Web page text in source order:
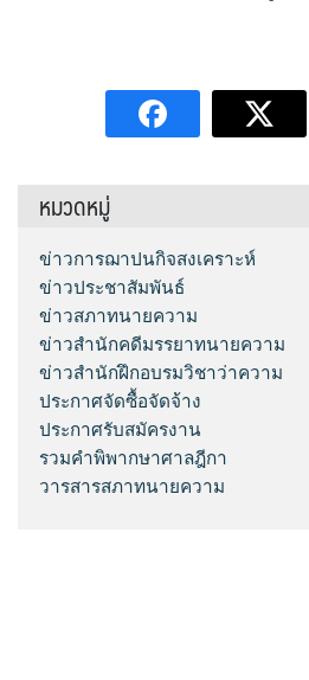
หมวดหมู่
ข่าวการฌาปนกิจสงเคราะห์
ข่าวประชาสัมพันธ์
ข่าวสภาทนายความ
ข่าวสำนักคดีมรรยาทนายความ
ข่าวสำนักฝึกอบรมวิชาว่าความ
ประกาศจัดซื้อจัดจ้าง
ประกาศรับสมัครงาน
รวมคำพิพากษาศาลฎีกา
วารสารสภาทนายความ